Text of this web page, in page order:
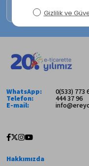
WhatsApp: 0(533) 773
Telefon: 444 37 96
E-mail:
Hakkımızda